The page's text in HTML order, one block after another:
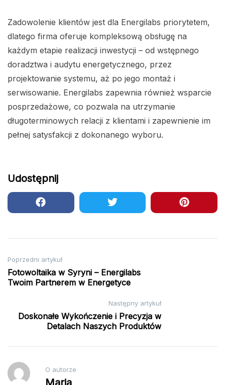
Zadowolenie klientów jest dla Energilabs priorytetem,
dlatego firma oferuje kompleksową obsługę na
każdym etapie realizacji inwestycji – od wstępnego
doradztwa i audytu energetycznego, przez
projektowanie systemu, aż po jego montaż i
serwisowanie. Energilabs zapewnia również wsparcie
posprzedażowe, co pozwala na utrzymanie
długoterminowych relacji z klientami i zapewnienie im
pełnej satysfakcji z dokonanego wyboru.
Udostępnij
Nawigacja
wpisu
Poprzedni artykuł
Fotowoltaika w Syryni – Energilabs
Twoim Partnerem w Energetyce
Następny artykuł
Doskonałe Wykończenie i Precyzja w
Detalach Naszych Produktów
O autorze
Maria